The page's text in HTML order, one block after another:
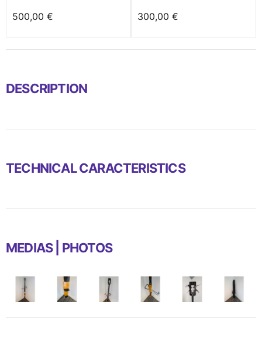
500,00 € 300,00 €
DESCRIPTION
TECHNICAL CARACTERISTICS
MEDIAS | PHOTOS